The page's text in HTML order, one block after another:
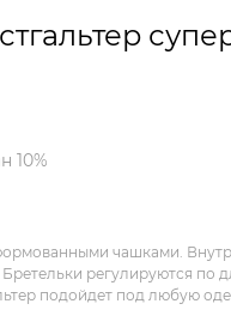
10%
чашками.
регулируются по
подойдет под любую